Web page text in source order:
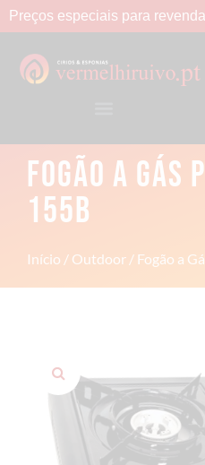
Preços especiais para
FOGÃO A GÁS
155B
Início / Outdoor / Fogão a